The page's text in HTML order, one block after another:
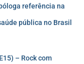
referência na
pública no Brasil
– Rock com